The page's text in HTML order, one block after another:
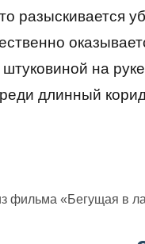
разыскивается
на
длинный
фильма «Бегущая в